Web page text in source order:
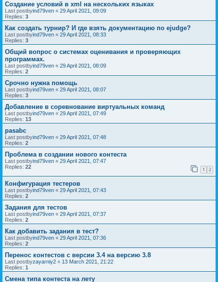
Создание условий в xml на нескольких языках
Last postbyind79ven « 29 April 2021, 09:09
Replies: 3
Как создать турнир? И где взять документацию по ejudge?
Last postbyind79ven « 29 April 2021, 08:33
Replies: 3
Общий вопрос о системах оценивания и проверяющих
программах.
Last postbyind79ven « 29 April 2021, 08:09
Replies: 2
Срочно нужна помощь
Last postbyind79ven « 29 April 2021, 08:07
Replies: 3
Добавление в соревнование виртуальных команд
Last postbyind79ven « 29 April 2021, 07:49
Replies: 13
pasabc
Last postbyind79ven « 29 April 2021, 07:48
Replies: 2
Проблема в создании нового контеста
Last postbyind79ven « 29 April 2021, 07:47
Replies: 22 1 2
Конфигурация тестеров
Last postbyind79ven « 29 April 2021, 07:43
Replies: 2
Задания для тестов
Last postbyind79ven « 29 April 2021, 07:37
Replies: 2
Как добавить задания в тест?
Last postbyind79ven « 29 April 2021, 07:36
Replies: 2
Перенос контестов с версии 3.4 на версию 3.8
Last postbyzayarniy2 « 13 March 2021, 21:22
Replies: 1
Смена типа контеста на лету